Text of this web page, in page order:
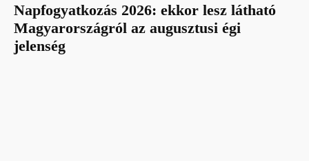
Napfogyatkozás 2026: ekkor lesz látható
Magyarországról az augusztusi égi
jelenség